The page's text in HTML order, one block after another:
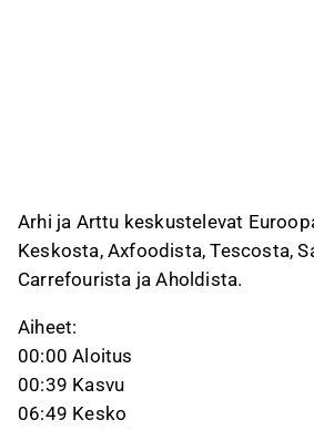
Arhi ja Arttu keskustelevat
Keskosta, Axfoodista, Tescosta,
Carrefourista ja Aholdista.
Aiheet:
00:00 Aloitus
00:39 Kasvu
06:49 Kesko